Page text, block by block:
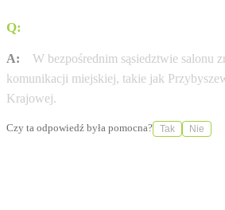
Q:
A:
W bezpośrednim sąsiedztwie salonu
komunikacji miejskiej, takie jak
Krajowej.
Czy ta odpowiedź była pomocna? Tak Nie